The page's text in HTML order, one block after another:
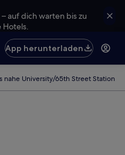
auf dich warten bis zu
Hotels.
App herunterladen
nahe University/65th Street Station